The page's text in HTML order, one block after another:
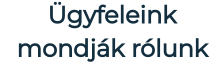
Ügyfeleink
mondják rólunk